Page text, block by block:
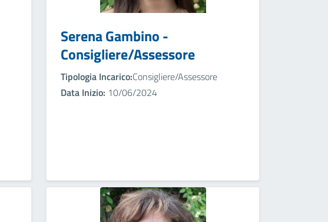
Serena Gambino -
Consigliere/Assessore
Tipologia Incarico:Consigliere/Assessore
Data Inizio: 10/06/2024